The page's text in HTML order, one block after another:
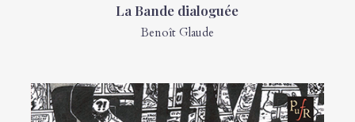
La Bande dialoguée
Benoît Glaude